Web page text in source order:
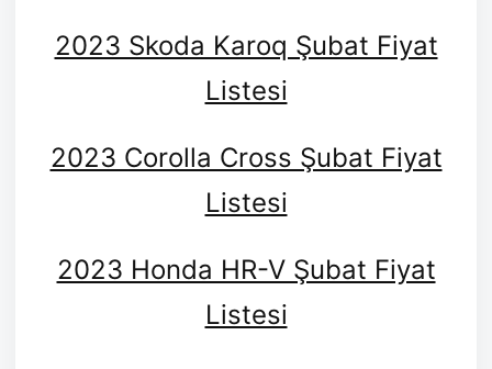
2023 Skoda Karoq Şubat Fiyat
Listesi
2023 Corolla Cross Şubat Fiyat
Listesi
2023 Honda HR-V Şubat Fiyat
Listesi